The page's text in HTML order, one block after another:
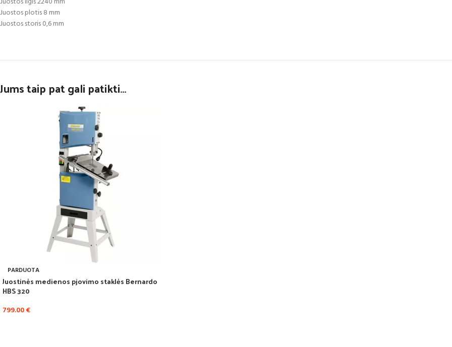
Juostos plotis 8 mm
Juostos storis 0,6 mm
Jums taip pat gali patikti…
PARDUOTA
Juostinės medienos pjovimo staklės Bernardo
HBS 320
799.00€